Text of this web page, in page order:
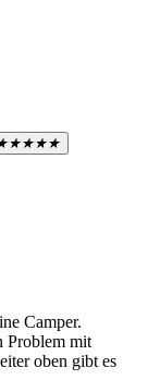
Camper.
Problem mit
oben gibt es